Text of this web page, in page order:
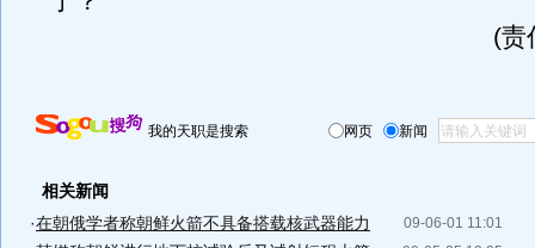
(责
我的天职是搜索 网页 新闻
相关新闻
09-06-01 11:01
·在朝俄学者称朝鲜火箭不具备搭载核武器能力